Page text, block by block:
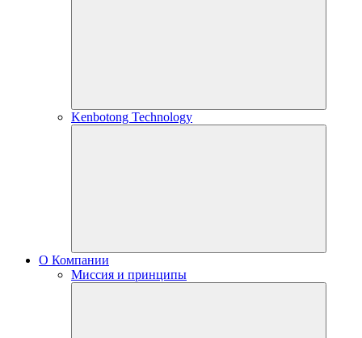
Kenbotong Technology
О Компании
Миссия и принципы